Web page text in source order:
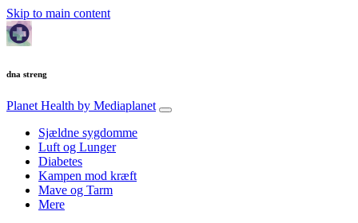
Skip to main content
dna streng
Planet Health by Mediaplanet
Sjældne sygdomme
Luft og Lunger
Diabetes
Kampen mod kræft
Mave og Tarm
Mere